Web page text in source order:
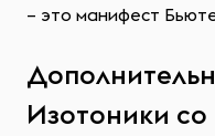
– это манифест
Изотоники со